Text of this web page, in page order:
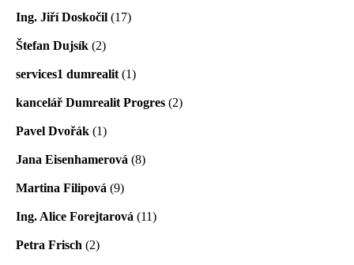
Ing. Jiří Doskočil (17)
Štefan Dujsík (2)
services1 dumrealit (1)
kancelář Dumrealit Progres (2)
Pavel Dvořák (1)
Jana Eisenhamerová (8)
Martina Filipová (9)
Ing. Alice Forejtarová (11)
Petra Frisch (2)